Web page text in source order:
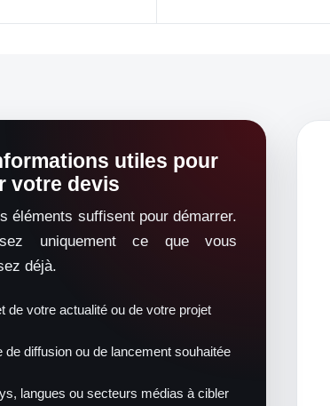
utiles pour
votre devis
éléments suffisent pour démarrer.
uniquement ce que vous
déjà.
de votre actualité ou de votre projet
de diffusion ou de lancement souhaitée
langues ou secteurs médias à cibler